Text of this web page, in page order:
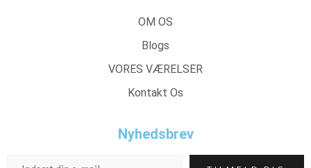
OM OS
Blogs
VORES VÆRELSER
Kontakt Os
Nyhedsbrev